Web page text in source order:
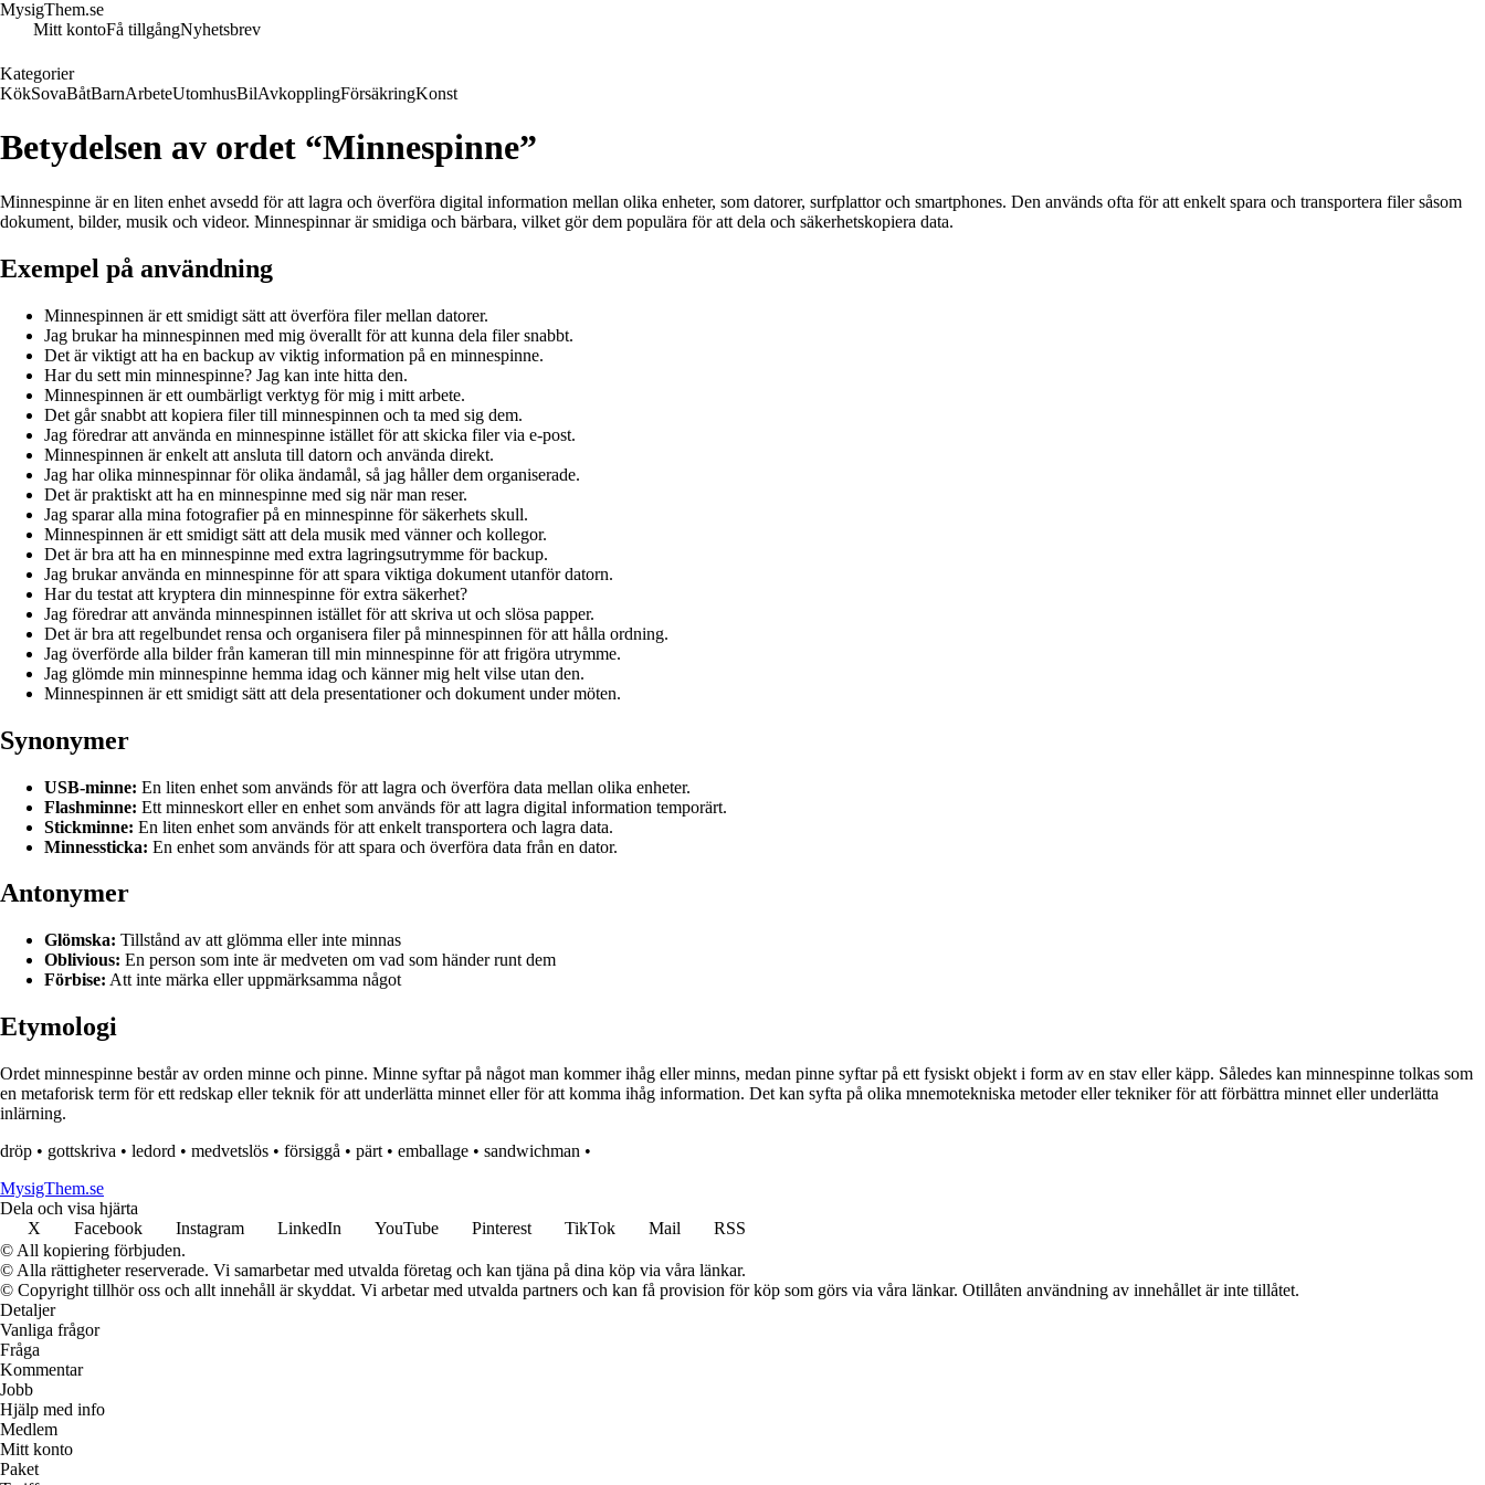
MysigThem.se
Mitt kontoFå tillgångNyhetsbrev
Kategorier
KökSovaBåtBarnArbeteUtomhusBilAvkopplingFörsäkringKonst
Betydelsen av ordet “Minnespinne”
Minnespinne är en liten enhet avsedd för att lagra och överföra digital information mellan olika enheter, som datorer, surfplattor och smartphones. Den används ofta för att enkelt spara och transportera filer såsom
dokument, bilder, musik och videor. Minnespinnar är smidiga och bärbara, vilket gör dem populära för att dela och säkerhetskopiera data.
Exempel på användning
Minnespinnen är ett smidigt sätt att överföra filer mellan datorer.
Jag brukar ha minnespinnen med mig överallt för att kunna dela filer snabbt.
Det är viktigt att ha en backup av viktig information på en minnespinne.
Har du sett min minnespinne? Jag kan inte hitta den.
Minnespinnen är ett oumbärligt verktyg för mig i mitt arbete.
Det går snabbt att kopiera filer till minnespinnen och ta med sig dem.
Jag föredrar att använda en minnespinne istället för att skicka filer via e-post.
Minnespinnen är enkelt att ansluta till datorn och använda direkt.
Jag har olika minnespinnar för olika ändamål, så jag håller dem organiserade.
Det är praktiskt att ha en minnespinne med sig när man reser.
Jag sparar alla mina fotografier på en minnespinne för säkerhets skull.
Minnespinnen är ett smidigt sätt att dela musik med vänner och kollegor.
Det är bra att ha en minnespinne med extra lagringsutrymme för backup.
Jag brukar använda en minnespinne för att spara viktiga dokument utanför datorn.
Har du testat att kryptera din minnespinne för extra säkerhet?
Jag föredrar att använda minnespinnen istället för att skriva ut och slösa papper.
Det är bra att regelbundet rensa och organisera filer på minnespinnen för att hålla ordning.
Jag överförde alla bilder från kameran till min minnespinne för att frigöra utrymme.
Jag glömde min minnespinne hemma idag och känner mig helt vilse utan den.
Minnespinnen är ett smidigt sätt att dela presentationer och dokument under möten.
Synonymer
USB-minne: En liten enhet som används för att lagra och överföra data mellan olika enheter.
Flashminne: Ett minneskort eller en enhet som används för att lagra digital information temporärt.
Stickminne: En liten enhet som används för att enkelt transportera och lagra data.
Minnessticka: En enhet som används för att spara och överföra data från en dator.
Antonymer
Glömska: Tillstånd av att glömma eller inte minnas
Oblivious: En person som inte är medveten om vad som händer runt dem
Förbise: Att inte märka eller uppmärksamma något
Etymologi
Ordet minnespinne består av orden minne och pinne. Minne syftar på något man kommer ihåg eller minns, medan pinne syftar på ett fysiskt objekt i form av en stav eller käpp. Således kan minnespinne tolkas som
en metaforisk term för ett redskap eller teknik för att underlätta minnet eller för att komma ihåg information. Det kan syfta på olika mnemotekniska metoder eller tekniker för att förbättra minnet eller underlätta
inlärning.
dröp • gottskriva • ledord • medvetslös • försiggå • pärt • emballage • sandwichman •
MysigThem.se
Dela och visa hjärta
X
Facebook Instagram LinkedIn YouTube Pinterest TikTok Mail
RSS
© All kopiering förbjuden.
© Alla rättigheter reserverade. Vi samarbetar med utvalda företag och kan tjäna på dina köp via våra länkar.
© Copyright tillhör oss och allt innehåll är skyddat. Vi arbetar med utvalda partners och kan få provision för köp som görs via våra länkar. Otillåten användning av innehållet är inte tillåtet.
Detaljer
Vanliga frågor
Fråga
Kommentar
Jobb
Hjälp med info
Medlem
Mitt konto
Paket